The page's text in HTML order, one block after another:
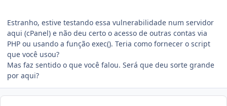
Estranho, estive testando essa vulnerabilidade num servidor
aqui (cPanel) e não deu certo o acesso de outras contas via
PHP ou usando a função exec(). Teria como fornecer o script
que você usou?
Mas faz sentido o que você falou. Será que deu sorte grande
por aqui?